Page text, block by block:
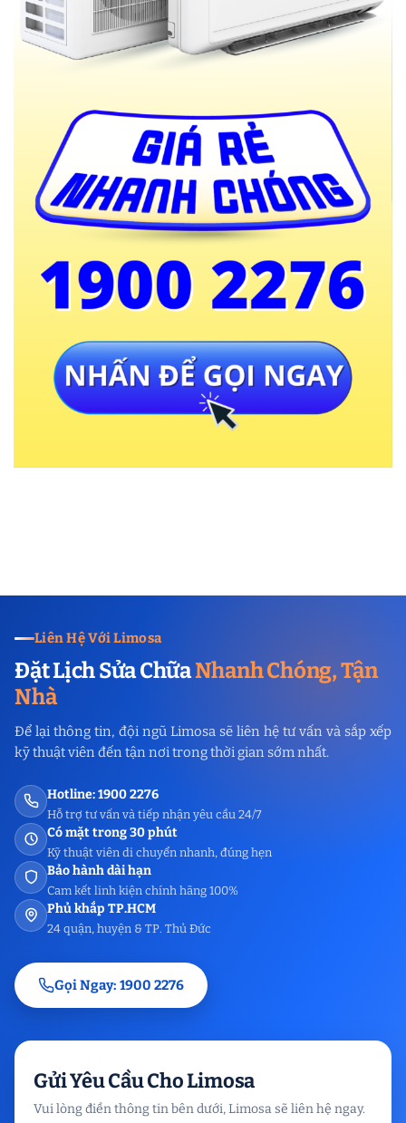
Liên Hệ Với Limosa
Đặt Lịch Sửa ChữaNhanh Chóng, Tận
Nhà
Để lại thông tin, đội ngũ Limosa sẽ liên hệ tư vấn và sắp xếp
kỹ thuật viên đến tận nơi trong thời gian sớm nhất.
Hotline: 1900 2276
Hỗ trợ tư vấn và tiếp nhận yêu cầu 24/7
Có mặt trong 30 phút
Kỹ thuật viên di chuyển nhanh, đúng hẹn
Bảo hành dài hạn
Cam kết linh kiện chính hãng 100%
Phủ khắp TP.HCM
24 quận, huyện & TP. Thủ Đức
Gọi Ngay: 1900 2276
Gửi Yêu Cầu Cho Limosa
Vui lòng điền thông tin bên dưới, Limosa sẽ liên hệ ngay.